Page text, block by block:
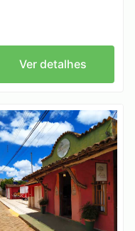
Ver detalhes